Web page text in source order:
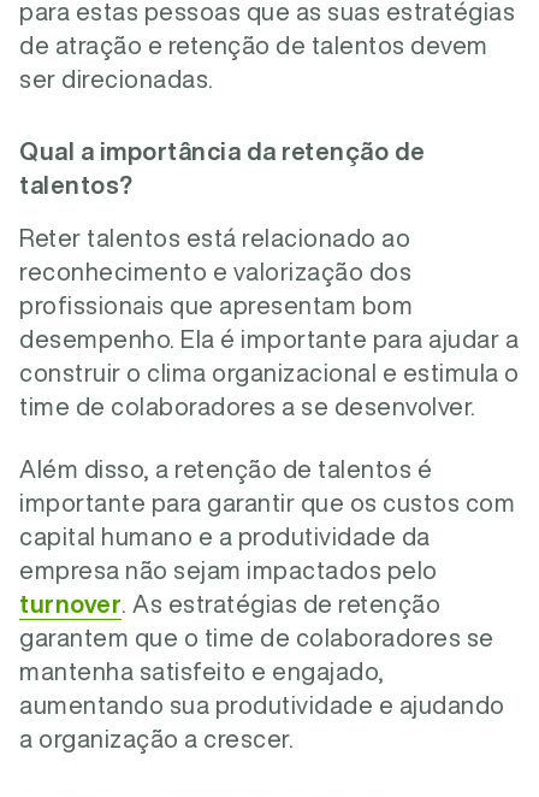
para estas pessoas que as suas estratégias
de atração e retenção de talentos devem
ser direcionadas.
Qual a importância da retenção de
talentos?
Reter talentos está relacionado ao
reconhecimento e valorização dos
profissionais que apresentam bom
desempenho. Ela é importante para ajudar a
construir o clima organizacional e estimula o
time de colaboradores a se desenvolver.
Além disso, a retenção de talentos é
importante para garantir que os custos com
capital humano e a produtividade da
empresa não sejam impactados pelo
turnover . As estratégias de retenção
garantem que o time de colaboradores se
mantenha satisfeito e engajado,
aumentando sua produtividade e ajudando
a organização a crescer.